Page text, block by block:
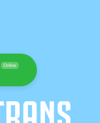
Online